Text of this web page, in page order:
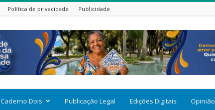
Política de privacidade Publicidade
Caderno Dois Publicação Legal Edições Digitais Opinião